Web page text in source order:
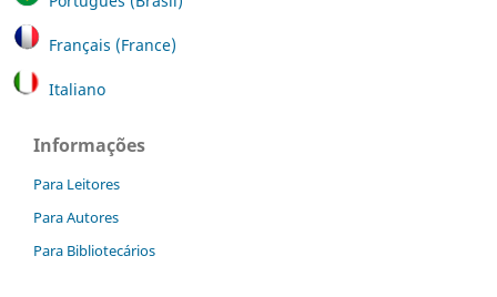
Français (France)
Italiano
Informações
Para Leitores
Para Autores
Para Bibliotecários